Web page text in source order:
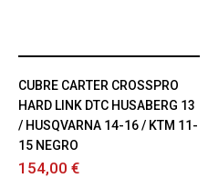
CUBRE CARTER CROSSPRO
HARD LINK DTC HUSABERG 13
/ HUSQVARNA 14-16 / KTM 11-
15 NEGRO
154,00 €